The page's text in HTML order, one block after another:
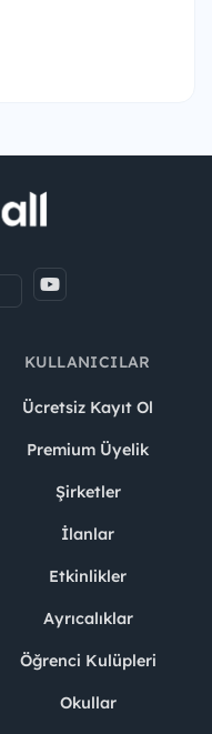
KULLANICILAR
Ücretsiz Kayıt Ol
Premium Üyelik
Şirketler
İlanlar
Etkinlikler
Ayrıcalıklar
Öğrenci Kulüpleri
Okullar